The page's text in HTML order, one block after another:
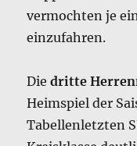
vermochten je
einzufahren.
Diedritte
Heimspiel der
Tabellenletzten